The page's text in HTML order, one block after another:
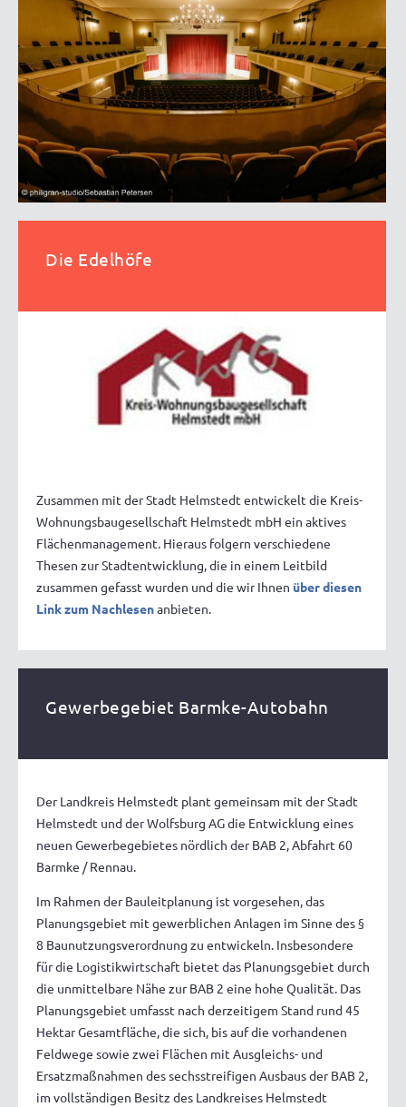
Die Edelhöfe
Zusammen mit der Stadt Helmstedt entwickelt die Kreis-
Wohnungsbaugesellschaft Helmstedt mbH ein aktives
Flächenmanagement. Hieraus folgern verschiedene
Thesen zur Stadtentwicklung, die in einem Leitbild
zusammen gefasst wurden und die wir Ihnen über diesen
Link zum Nachlesenanbieten.
Gewerbegebiet Barmke-Autobahn
Der Landkreis Helmstedt plant gemeinsam mit der Stadt
Helmstedt und der Wolfsburg AG die Entwicklung eines
neuen Gewerbegebietes nördlich der BAB 2, Abfahrt 60
Barmke / Rennau.
Im Rahmen der Bauleitplanung ist vorgesehen, das
Planungsgebiet mit gewerblichen Anlagen im Sinne des §
8 Baunutzungsverordnung zu entwickeln. Insbesondere
für die Logistikwirtschaft bietet das Planungsgebiet durch
die unmittelbare Nähe zur BAB 2 eine hohe Qualität. Das
Planungsgebiet umfasst nach derzeitigem Stand rund 45
Hektar Gesamtfläche, die sich, bis auf die vorhandenen
Feldwege sowie zwei Flächen mit Ausgleichs- und
Ersatzmaßnahmen des sechsstreifigen Ausbaus der BAB 2,
im vollständigen Besitz des Landkreises Helmstedt